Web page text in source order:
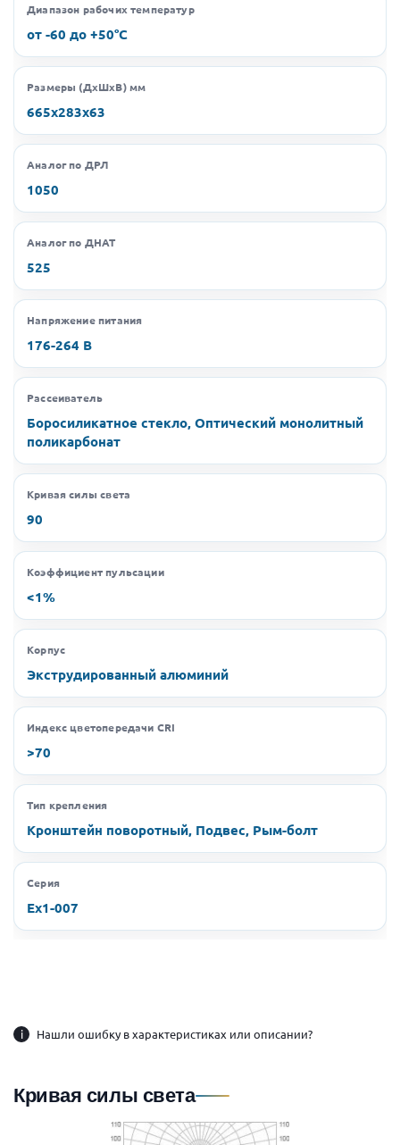
Диапазон рабочих температур
от -60 до +50°C
Размеры (ДхШхВ) мм
665х283х63
Аналог по ДРЛ
1050
Аналог по ДНАТ
525
Напряжение питания
176-264 В
Рассеиватель
Боросиликатное стекло, Оптический монолитный
поликарбонат
Кривая силы света
90
Коэффициент пульсации
<1%
Корпус
Экструдированный алюминий
Индекс цветопередачи CRI
>70
Тип крепления
Кронштейн поворотный, Подвес, Рым-болт
Серия
Ex1-007
i Нашли ошибку в характеристиках или описании?
Кривая силы света